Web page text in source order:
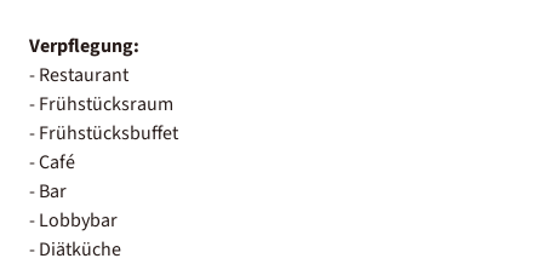
Verpflegung:
- Restaurant
- Frühstücksraum
- Frühstücksbuffet
- Café
- Bar
- Lobbybar
- Diätküche